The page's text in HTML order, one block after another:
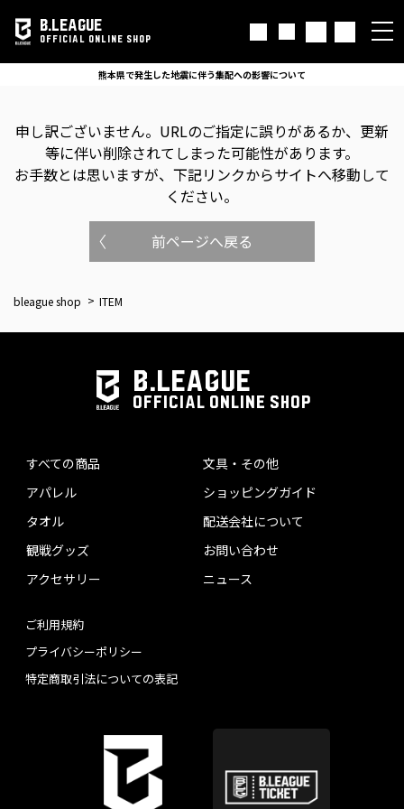
B.LEAGUE
OFFICIAL ONLINE SHOP
熊本県で発生した地震に伴う集配への影響について
申し訳ございません。 URLのご指定に誤りがあるか、更新
等に伴い削除されてしまった可能性があります。
お手数とは思いますが、下記リンクからサイトへ移動して
ください。
前ページへ戻る
bleague shop ITEM
B.LEAGUE
OFFICIAL ONLINE SHOP
すべての商品
アパレル
タオル
観戦グッズ
アクセサリー
文具・その他
ショッピングガイド
配送会社について
お問い合わせ
ニュース
ご利用規約
プライバシーポリシー
特定商取引法についての表記